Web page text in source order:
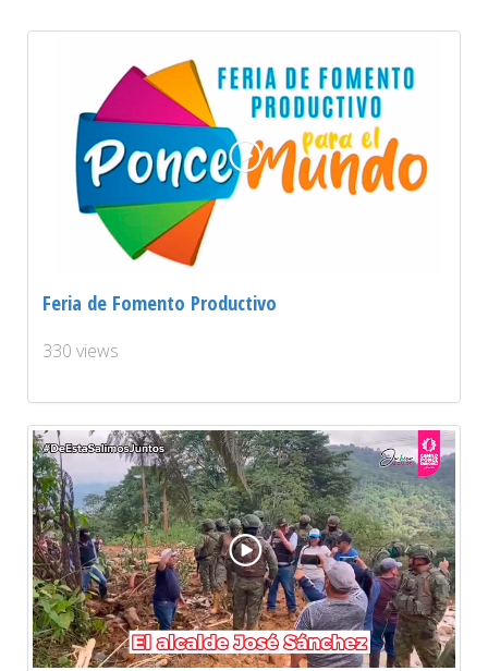
Feria de Fomento Productivo
330 views